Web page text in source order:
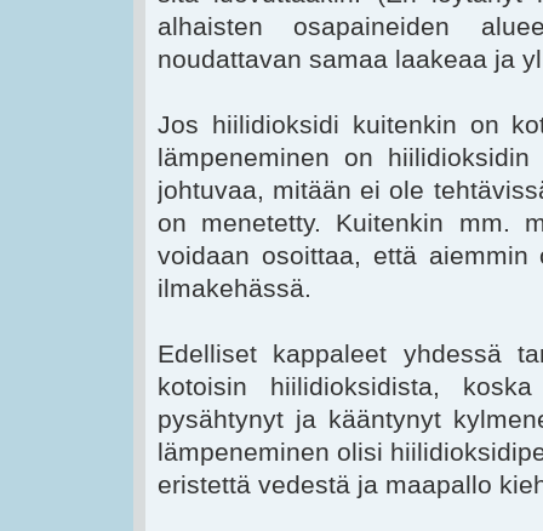
alhaisten osapaineiden
noudattavan samaa laakeaa ja
Jos hiilidioksidi kuitenkin on
lämpeneminen on hiilidioksidin
johtuvaa, mitään ei ole
on menetetty. Kuitenkin mm.
voidaan osoittaa, että
ilmakehässä.
Edelliset kappaleet yhdessä
kotoisin hiilidioksidista,
pysähtynyt ja kääntynyt
lämpeneminen olisi
eristettä vedestä ja maapallo